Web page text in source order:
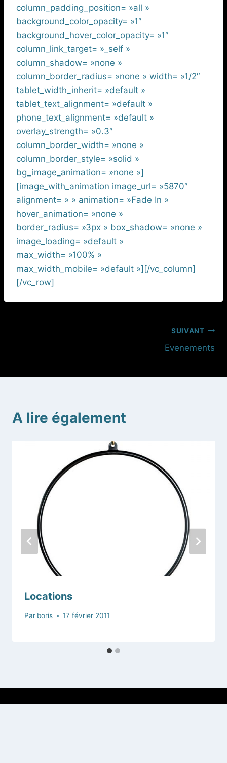
column_padding_position= »all »
background_color_opacity= »1″
background_hover_color_opacity= »1″
column_link_target= »_self »
column_shadow= »none »
column_border_radius= »none » width= »1/2″
tablet_width_inherit= »default »
tablet_text_alignment= »default »
phone_text_alignment= »default »
overlay_strength= »0.3″
column_border_width= »none »
column_border_style= »solid »
bg_image_animation= »none »]
[image_with_animation image_url= »5870″
alignment= » » animation= »Fade In »
hover_animation= »none »
border_radius= »3px » box_shadow= »none »
image_loading= »default »
max_width= »100% »
max_width_mobile= »default »][/vc_column]
[/vc_row]
l’article
SUIVANT
Evenements
A lire également
Locations
Par boris 17 février 2011